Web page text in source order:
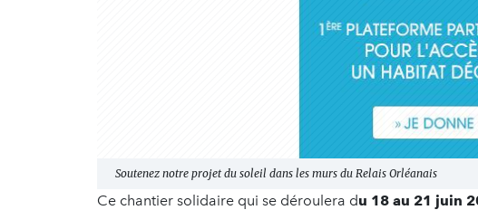
Soutenez notre projet du soleil dans les murs du Relais Orléanais
Ce chantier solidaire qui se déroulera du 18 au 21 juin